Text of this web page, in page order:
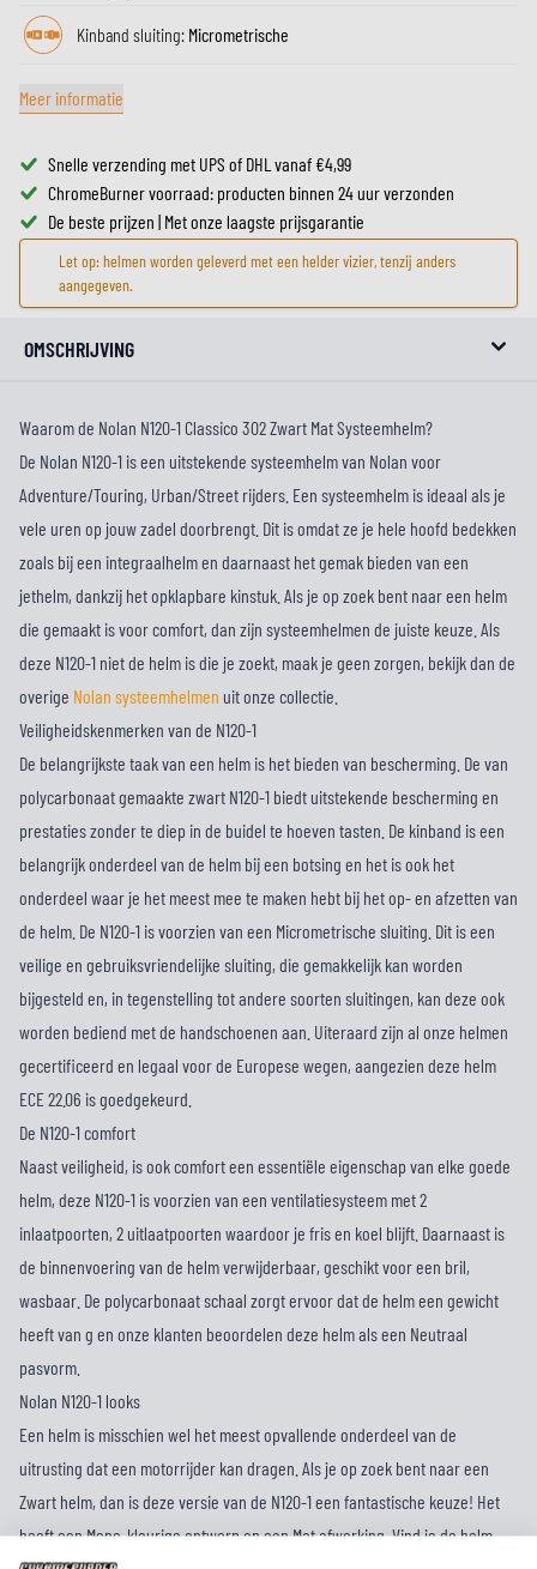
Kinband sluiting: Micrometrische
Meer informatie
Snelle verzending met UPS of DHL vanaf €4,99
ChromeBurner voorraad: producten binnen 24 uur verzonden
De beste prijzen | Met onze laagste prijsgarantie
Let op: helmen worden geleverd met een helder vizier, tenzij anders
aangegeven.
OMSCHRIJVING
Waarom de Nolan N120-1 Classico 302 Zwart Mat Systeemhelm?
De Nolan N120-1 is een uitstekende systeemhelm van Nolan voor
Adventure/Touring, Urban/Street rijders. Een systeemhelm is ideaal als je
vele uren op jouw zadel doorbrengt. Dit is omdat ze je hele hoofd bedekken
zoals bij een integraalhelm en daarnaast het gemak bieden van een
jethelm, dankzij het opklapbare kinstuk. Als je op zoek bent naar een helm
die gemaakt is voor comfort, dan zijn systeemhelmen de juiste keuze. Als
deze N120-1 niet de helm is die je zoekt, maak je geen zorgen, bekijk dan de
overige Nolan systeemhelmen uit onze collectie.
Veiligheidskenmerken van de N120-1
De belangrijkste taak van een helm is het bieden van bescherming. De van
polycarbonaat gemaakte zwart N120-1 biedt uitstekende bescherming en
prestaties zonder te diep in de buidel te hoeven tasten. De kinband is een
belangrijk onderdeel van de helm bij een botsing en het is ook het
onderdeel waar je het meest mee te maken hebt bij het op- en afzetten van
de helm. De N120-1 is voorzien van een Micrometrische sluiting. Dit is een
veilige en gebruiksvriendelijke sluiting, die gemakkelijk kan worden
bijgesteld en, in tegenstelling tot andere soorten sluitingen, kan deze ook
worden bediend met de handschoenen aan. Uiteraard zijn al onze helmen
gecertificeerd en legaal voor de Europese wegen, aangezien deze helm
ECE 22.06 is goedgekeurd.
De N120-1 comfort
Naast veiligheid, is ook comfort een essentiële eigenschap van elke goede
helm, deze N120-1 is voorzien van een ventilatiesysteem met 2
inlaatpoorten, 2 uitlaatpoorten waardoor je fris en koel blijft. Daarnaast is
de binnenvoering van de helm verwijderbaar, geschikt voor een bril,
wasbaar. De polycarbonaat schaal zorgt ervoor dat de helm een gewicht
heeft van g en onze klanten beoordelen deze helm als een Neutraal
pasvorm.
Nolan N120-1 looks
Een helm is misschien wel het meest opvallende onderdeel van de
uitrusting dat een motorrijder kan dragen. Als je op zoek bent naar een
Zwart helm, dan is deze versie van de N120-1 een fantastische keuze! Het
heeft een Mono-kleurige ontwerp en een Mat afwerking. Vind je de helm